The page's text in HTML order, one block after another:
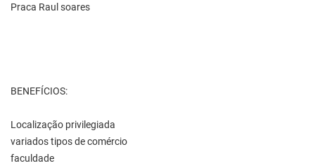
Praca Raul soares
BENEFÍCIOS:
Localização privilegiada
variados tipos de comércio
faculdade